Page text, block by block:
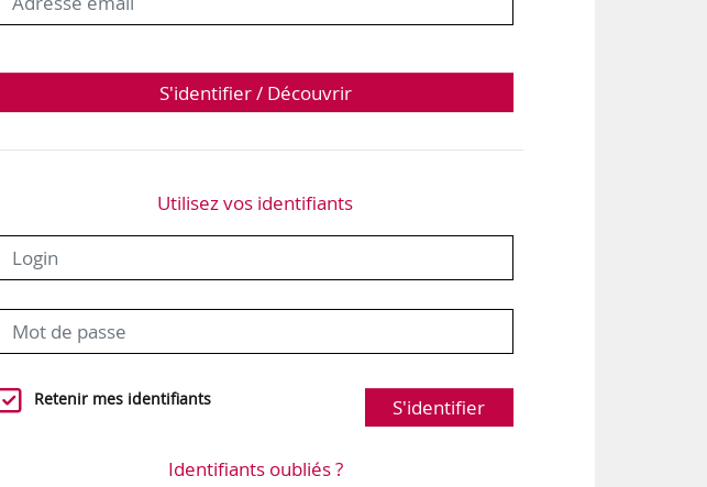
S'identifier / Découvrir
Utilisez vos identifiants
Retenir mes identifiants S'identifier
Identifiants oubliés ?